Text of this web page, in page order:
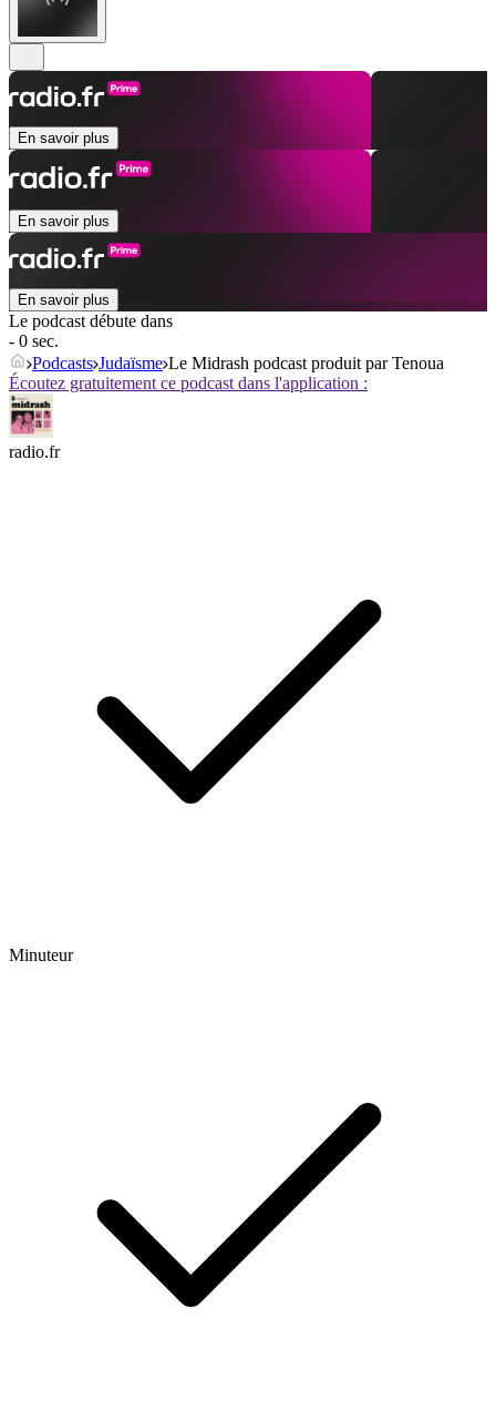
En savoir plus
En savoir plus
En savoir plus
Le podcast débute dans
- 0 sec.
Podcasts Judaïsme Le Midrash podcast produit par Tenoua
Écoutez gratuitement ce podcast dans l'application :
radio.fr
Minuteur